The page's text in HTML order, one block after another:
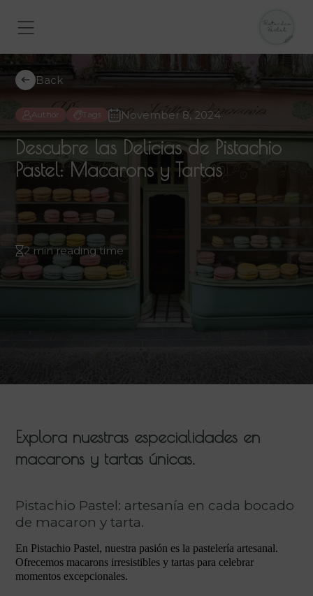
Back
Author Tags November 8, 2024
Descubre las Delicias de Pistachio
Pastel: Macarons y Tartas
2 min reading time
Explora nuestras especialidades en
macarons y tartas únicas.
Pistachio Pastel: artesanía en cada bocado
de macaron y tarta.
En Pistachio Pastel, nuestra pasión es la pastelería artesanal.
Ofrecemos macarons irresistibles y tartas para celebrar
momentos excepcionales.